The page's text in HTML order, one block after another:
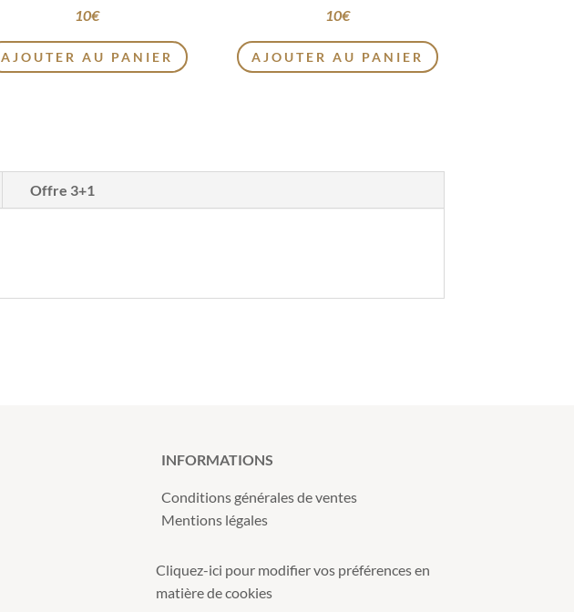
10€
AJOUTER AU PANIER
10€
AJOUTER AU PANIER
Offre 3+1
INFORMATIONS
Conditions générales de ventes
Mentions légales
Cliquez-ici pour modifier vos préférences en
matière de cookies